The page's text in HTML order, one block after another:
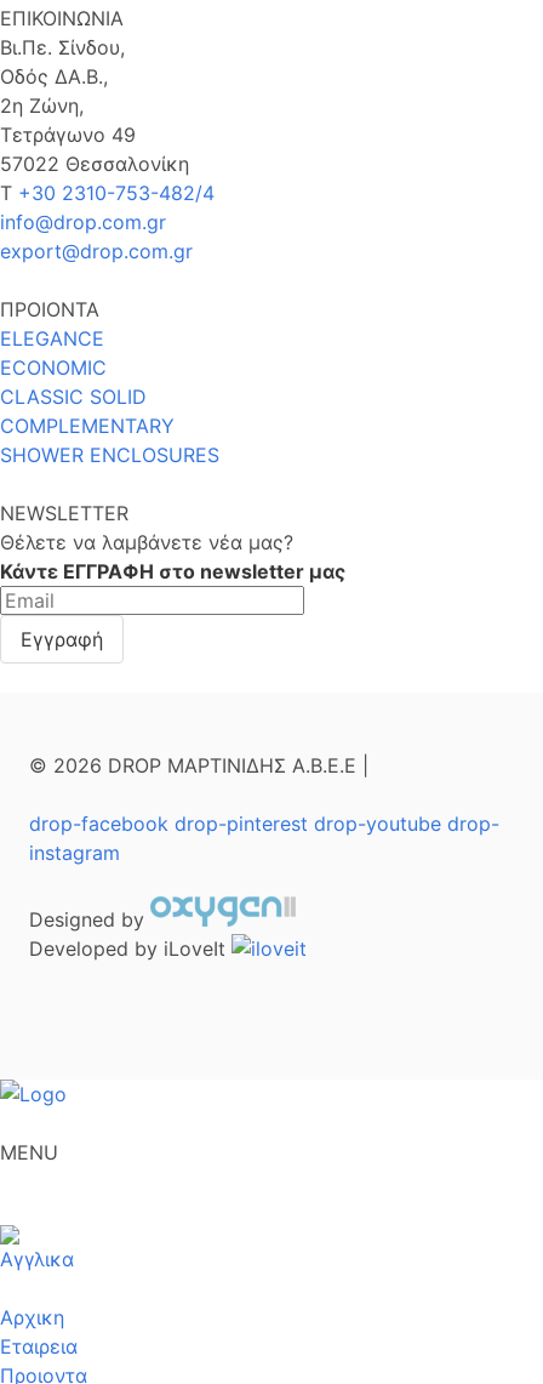
ΕΠΙΚΟΙΝΩΝΙΑ
Βι.Πε. Σίνδου,
Οδός ΔΑ.Β.,
2η Ζώνη,
Τετράγωνο 49
57022 Θεσσαλονίκη
Τ +30 2310-753-482/4
info@drop.com.gr
export@drop.com.gr
ΠΡΟΙΟΝΤΑ
ELEGANCE
ECONOMIC
CLASSIC SOLID
COMPLEMENTARY
SHOWER ENCLOSURES
NEWSLETTER
Θέλετε να λαμβάνετε νέα μας?
Κάντε ΕΓΓΡΑΦΗ στο newsletter μας
© 2026 DROP ΜΑΡΤΙΝΙΔΗΣ Α.Β.Ε.Ε |
drop-facebook drop-pinterest drop-youtube drop-
instagram
Designed by
Developed by iLoveIt
MENU
Αρχικη
Εταιρεια
Προιοντα